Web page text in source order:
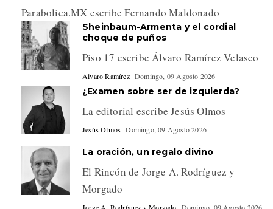
Parabolica.MX escribe Fernando Maldonado
Sheinbaum-Armenta y el cordial
choque de puños
Piso 17 escribe Álvaro Ramírez Velasco
Alvaro Ramírez Domingo, 09 Agosto 2026
¿Examen sobre ser de izquierda?
La editorial escribe Jesús Olmos
Jesús Olmos Domingo, 09 Agosto 2026
La oración, un regalo divino
El Rincón de Jorge A. Rodríguez y
Morgado